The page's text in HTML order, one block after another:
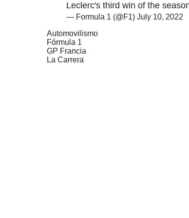
Leclerc's third win of the
— Formula 1 (@F1) July 10, 2022
Automovilismo
Fórmula 1
GP Francia
La Carrera